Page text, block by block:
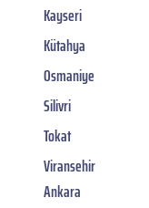
Kayseri
Kütahya
Osmaniye
Silivri
Tokat
Viransehir
Ankara